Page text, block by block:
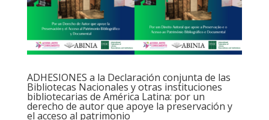
ADHESIONES a la Declaración conjunta de las
Bibliotecas Nacionales y otras instituciones
bibliotecarias de América Latina: por un
derecho de autor que apoye la preservación y
el acceso al patrimonio